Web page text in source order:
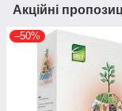
Акційні
–50%